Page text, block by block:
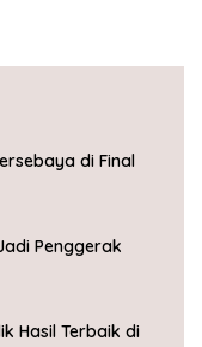
di Final
Penggerak
Hasil Terbaik di